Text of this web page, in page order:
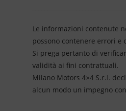
Le informazioni contenute
possono contenere errori e
Si prega pertanto di
validità ai fini contrattuali.
Milano Motors 4×4 S.r.l.
alcun modo un impegno